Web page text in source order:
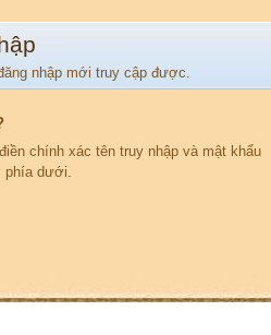
nhập mới truy cập được.
chính xác tên truy nhập và mật khẩu
phía dưới.